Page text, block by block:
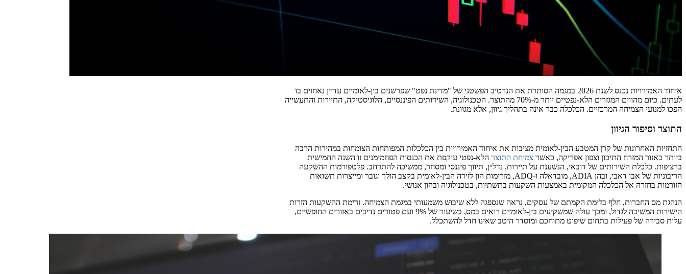
איחוד האמירויות נכנס לשנת 2026 במגמה הסותרת את הנרטיב הפשטני של "מדינת נפט" שפרשנים בין-לאומיים עדיין נאחזים בו
לעתים. כיום מהווים המגזרים הלא-נפטיים יותר מ-70% מהתוצר. הטכנולוגיה, השירותים הפיננסיים, הלוגיסטיקה, התיירות והתעשייה
הפכו למנועי הצמיחה המרכזיים. הכלכלה כבר אינה בתהליך גיוון, אלא מגוּונת.
התוצר וסיפור הגיוון
התחזיות האחרונות של קרן המטבע הבין-לאומית מציבות את איחוד האמירויות בין הכלכלות המפותחות הצומחות במהירות הרבה
ביותר באזור המזרח התיכון וצפון אפריקה, כאשר צמיחת התוצר הלא-נפטי עוקפת את הכנסות הפחמימנים זו השנה החמישית
ברציפות. כלכלת השירותים של דובאי, הנשענת על תיירות, נדל״ן, תיווך פיננסי ומסחר, ממשיכה להתרחב. פלטפורמות ההשקעה
הריבוניות של אבו דאבי, ובהן ADIA, מובדאלה ו-ADQ, מזרימות הון לזירה הבין-לאומית בקצב הולך וגובר ומייצרות תשואות
הזורמות בחזרה אל הכלכלה המקומית באמצעות השקעות בתשתיות, בטכנולוגיה ובהון אנושי.
הנהגת מס החברות, חלף בלימת הקמתם של עסקים, נראה שנספגה ללא שיבוש משמעותי במגמת הצמיחה. זרימת ההשקעות הזרות
הישירות המשיכה לגדול, ומכך עולה שמשקיעים בין-לאומיים רואים במס, בשיעור של 9% ועם פטורים נדיבים באזורים החופשיים,
עלות סבירה של פעילות בתחום שיפוט מתוחכם ומוסדר היטב שאינו חדל להשתכלל.